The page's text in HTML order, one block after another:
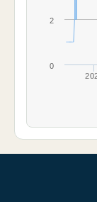
0
2